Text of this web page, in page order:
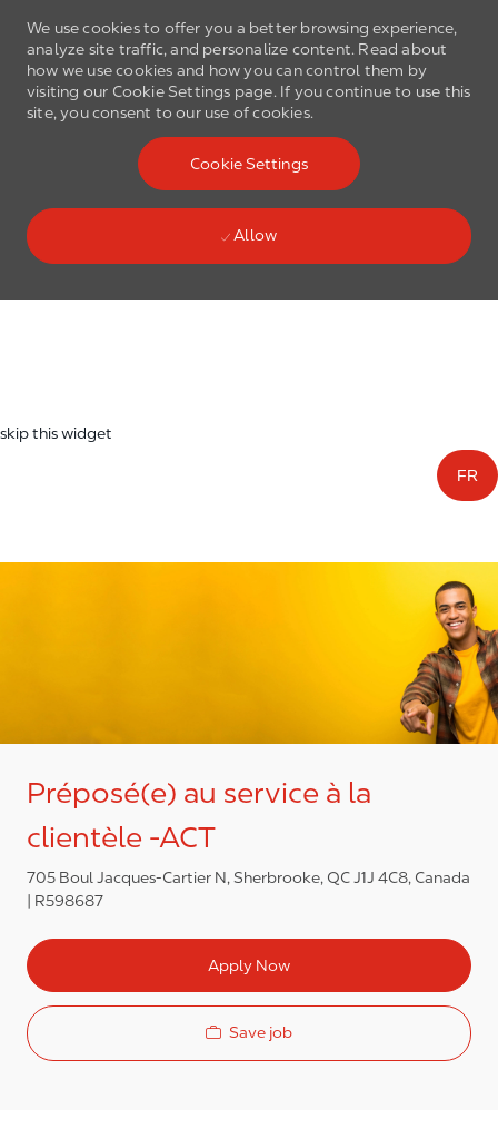
We use cookies to offer you a better browsing experience,
analyze site traffic, and personalize content. Read about
how we use cookies and how you can control them by
visiting our Cookie Settings page. If you continue to use this
site, you consent to our use of cookies.
Cookie Settings
Allow
Skip to main content
skip this widget
FR
Préposé(e) au service à la
clientèle -ACT
705 Boul Jacques-Cartier N, Sherbrooke, QC J1J 4C8, Canada
R598687
Apply Now
Save job